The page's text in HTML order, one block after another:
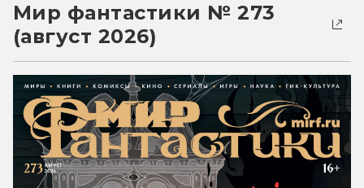
Мир фантастики № 273
(август 2026)